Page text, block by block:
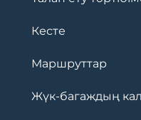
Кесте
Маршруттар
Жүк-багаждың